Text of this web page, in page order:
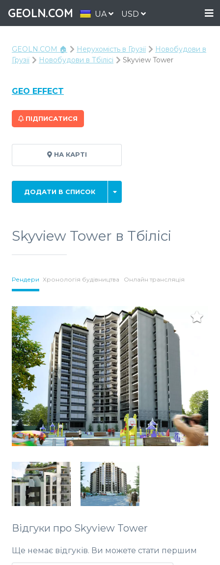
GEOLN.COM UA USD
GEOLN.COM 🏠 Нерухомість в Грузії
Новобудови в
Грузії
Новобудови в Тбілісі Skyview Tower
GEO EFFECT
ПІДПИСАТИСЯ
НА КАРТІ
ДОДАТИ В СПИСОК
Skyview Tower в Тбілісі
Рендери Хронологія будівництва Онлайн трансляція
Відгуки про Skyview Tower
Ще немає відгуків. Ви можете стати першим